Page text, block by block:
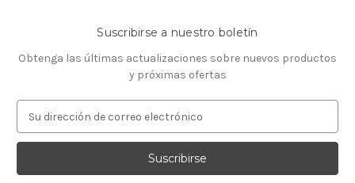
Suscribirse a nuestro boletín
Obtenga las últimas actualizaciones sobre nuevos productos
y próximas ofertas
r
c